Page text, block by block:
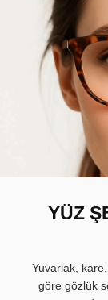
YÜZ
Yuvarlak,
göre gözlük